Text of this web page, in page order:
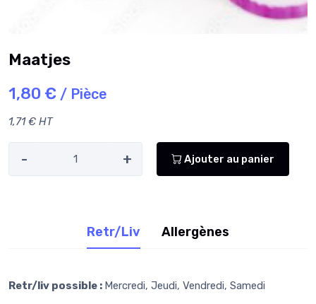
Maatjes
1,80 € / Pièce
1,71 € HT
- + Ajouter au panier
Retr/Liv Allergènes
Retr/liv possible : Mercredi, Jeudi, Vendredi, Samedi